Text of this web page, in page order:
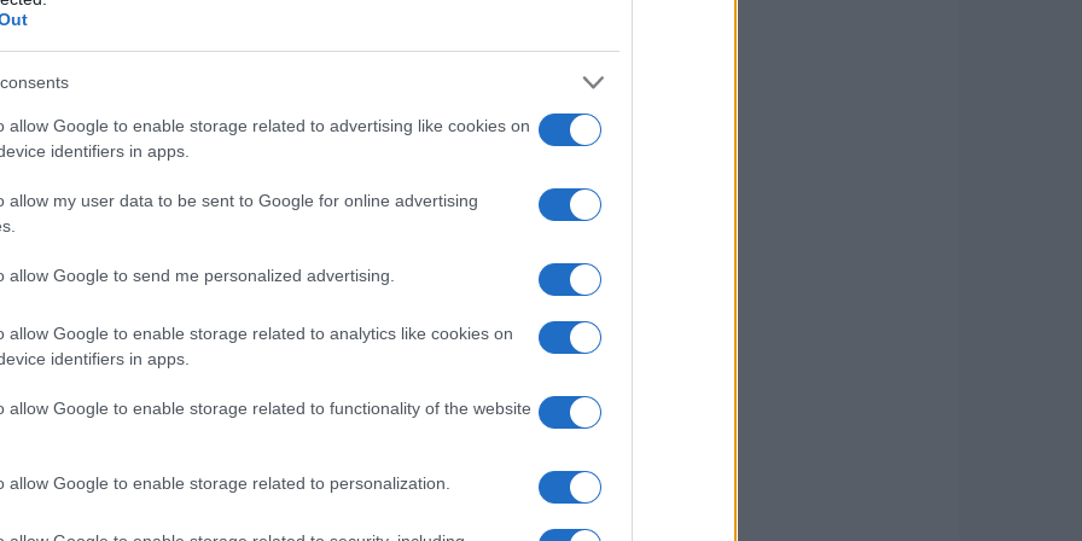
allow Google to enable storage related to advertising like cookies on
identifiers in apps.
allow my user data to be sent to Google for online advertising
allow Google to send me personalized advertising.
allow Google to enable storage related to analytics like cookies on
identifiers in apps.
allow Google to enable storage related to functionality of the website
allow Google to enable storage related to personalization.
e
cosa cambia per la gestione delle
vulnerabilità
NIST ha adottato un modello basato sul rischio per
l'arricchimento dei CVE, etichettando molte
concentrandosi su KEV,…